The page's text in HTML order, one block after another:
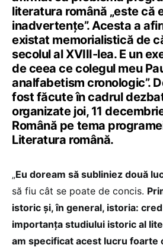
literatura română „este că
inadvertențe”. Acesta a
existat memorialistică de
secolul al XVIII-lea. E un
de ceea ce colegul meu
analfabetism cronologic”.
fost făcute în cadrul
organizate joi, 11
Română pe tema
Literatura română.
„Eu doream să subliniez două
să fiu cât se poate de concis.
istoric și, în general, istoria:
importanța studiului istoric al
am specificat acest lucru foarte